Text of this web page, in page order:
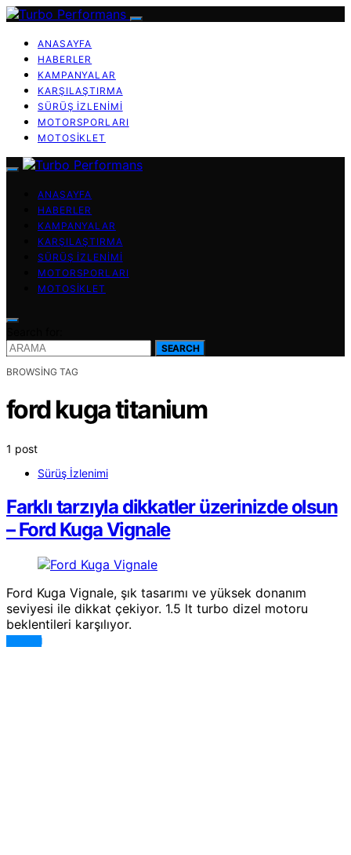
ANASAYFA
HABERLER
KAMPANYALAR
KARŞILAŞTIRMA
SÜRÜŞ İZLENIMI
MOTORSPORLARI
MOTOSIKLET
ANASAYFA
HABERLER
KAMPANYALAR
KARŞILAŞTIRMA
SÜRÜŞ İZLENIMI
MOTORSPORLARI
MOTOSIKLET
SEARCH
BROWSING TAG
ford kuga titanium
1 post
Sürüş İzlenimi
Farklı tarzıyla dikkatler üzerinizde olsun
– Ford Kuga Vignale
Ford Kuga Vignale, şık tasarımı ve yüksek donanım
seviyesi ile dikkat çekiyor. 1.5 lt turbo dizel motoru
beklentileri karşılıyor.
DEVAMI